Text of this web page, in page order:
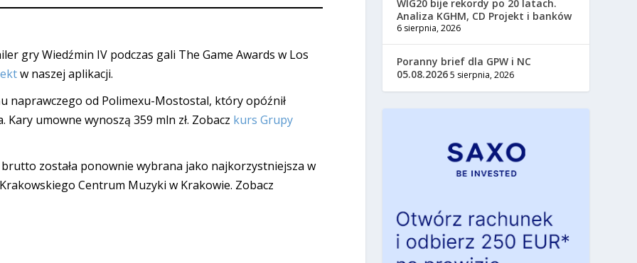
gry Wiedźmin IV podczas gali The Game Awards w Los
w naszej aplikacji.
naprawczego od Polimexu-Mostostal, który opóźnił
umowne wynoszą 359 mln zł. Zobacz kurs Grupy
została ponownie wybrana jako najkorzystniejsza w
Centrum Muzyki w Krakowie. Zobacz
WIG20 bije rekordy po 20 latach.
Analiza KGHM, CD Projekt i banków
6 sierpnia, 2026
Poranny brief dla GPW i NC
05.08.20265 sierpnia, 2026